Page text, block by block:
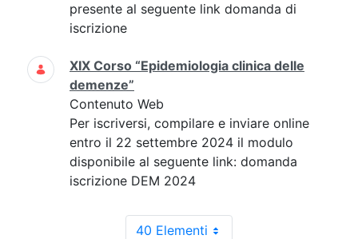
presente al seguente link domanda di
iscrizione
XIX Corso “Epidemiologia clinica delle
demenze”
Contenuto Web
Per iscriversi, compilare e inviare online
entro il 22 settembre 2024 il modulo
disponibile al seguente link: domanda
iscrizione DEM 2024
40 Elementi